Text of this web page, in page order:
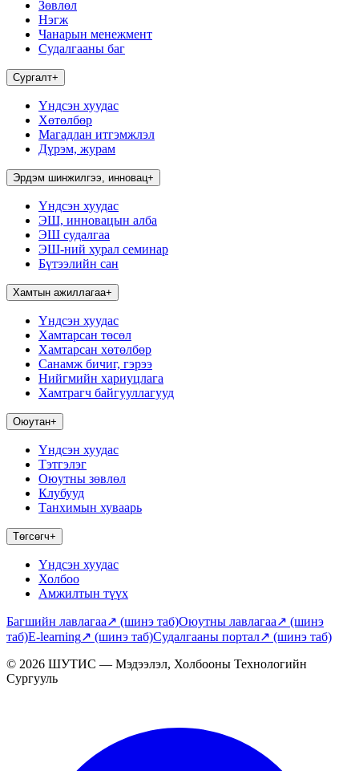
Зөвлөл
Нэгж
Чанарын менежмент
Судалгааны баг
Сургалт+
Үндсэн хуудас
Хөтөлбөр
Магадлан итгэмжлэл
Дүрэм, журам
Эрдэм шинжилгээ, инновац+
Үндсэн хуудас
ЭШ, инновацын алба
ЭШ судалгаа
ЭШ-ний хурал семинар
Бүтээлийн сан
Хамтын ажиллагаа+
Үндсэн хуудас
Хамтарсан төсөл
Хамтарсан хөтөлбөр
Санамж бичиг, гэрээ
Нийгмийн хариуцлага
Хамтрагч байгууллагууд
Оюутан+
Үндсэн хуудас
Тэтгэлэг
Оюутны зөвлөл
Клубууд
Танхимын хуваарь
Төгсөгч+
Үндсэн хуудас
Холбоо
Амжилтын түүх
Багшийн лавлагаа↗ (шинэ таб)Оюутны лавлагаа↗ (шинэ
таб)E-learning↗ (шинэ таб)Судалгааны портал↗ (шинэ таб)
© 2026 ШУТИС — Мэдээлэл, Холбооны Технологийн
Сургууль